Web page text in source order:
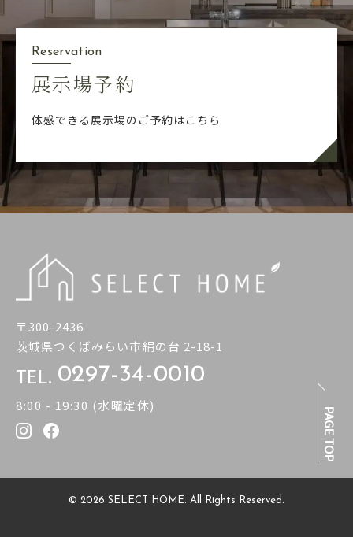
Reservation
展示場予約
体感できる展示場のご予約はこちら
PAGE TOP
〒300-2436
茨城県つくばみらい市絹の台 2-18-1
TEL. 0297-34-0010
8:00 - 19:30 (水曜定休)
© 2026 SELECT HOME. All Rights Reserved.